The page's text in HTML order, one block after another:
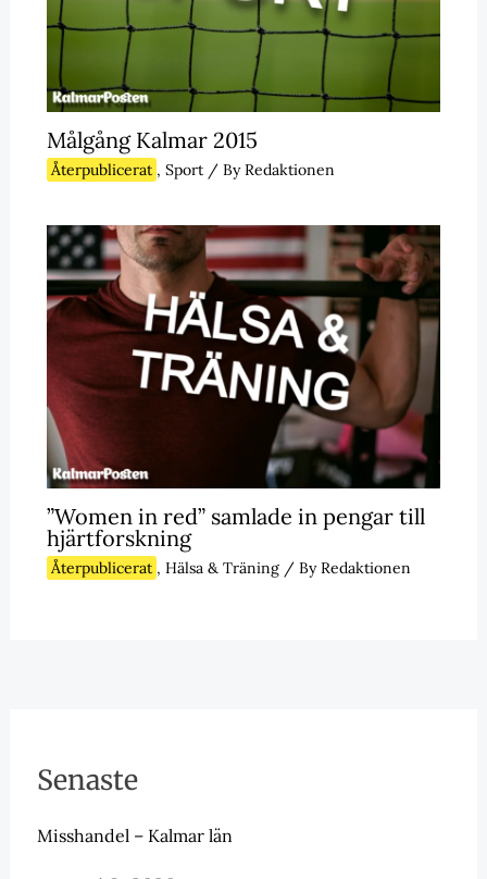
Målgång Kalmar 2015
Återpublicerat , Sport/ ByRedaktionen
”Women in red” samlade in pengar till
hjärtforskning
Återpublicerat , Hälsa & Träning/ ByRedaktionen
Senaste
Misshandel – Kalmar län